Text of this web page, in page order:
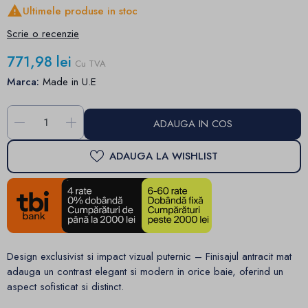
Ultimele produse in stoc
Scrie o recenzie
771,98 lei Cu TVA
Marca: Made in U.E
- + ADAUGA IN COS
ADAUGA LA WISHLIST
Design exclusivist si impact vizual puternic – Finisajul antracit mat
adauga un contrast elegant si modern in orice baie, oferind un
aspect sofisticat si distinct.